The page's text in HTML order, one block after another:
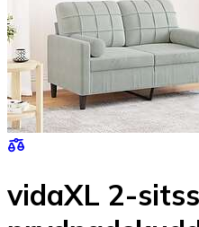
vidaXL 2-